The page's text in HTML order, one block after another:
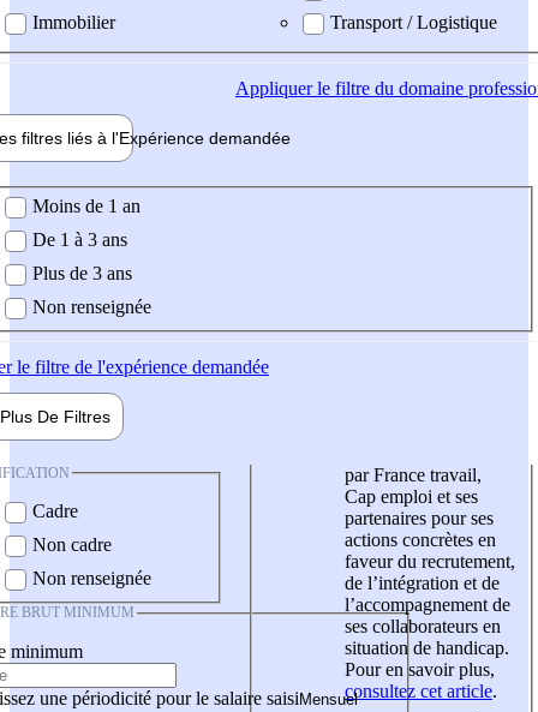
Immobilier
Transport / Logistique
Appliquerle filtre du domaine
filtres liés à l'Expérience demandée
demandée
Moins de 1 an
De 1 à 3 ans
Plus de 3 ans
Non renseignée
le filtre de l'expérience demandée
Plus De Filtres
Cadre
Non cadre
Non renseignée
BRUT MINIMUM
minimum
une périodicité pour le salaire saisi
par France travail,
Cap emploi et ses
partenaires pour ses
actions concrètes en
faveur du recrutement,
de l’intégration et de
l’accompagnement de
ses collaborateurs en
situation de handicap.
Pour en savoir plus,
consultez cet article.